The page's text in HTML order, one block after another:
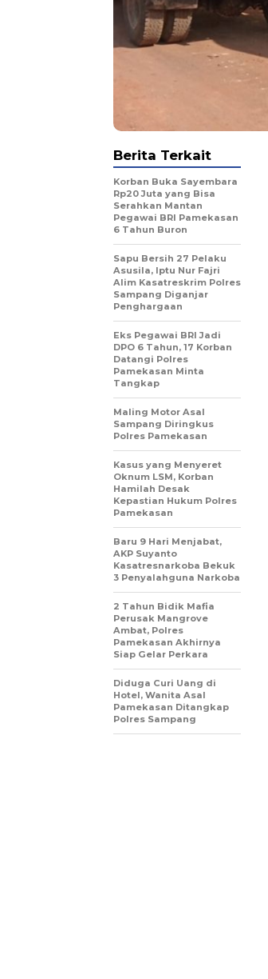
Berita Terkait
Korban Buka Sayembara
Rp20 Juta yang Bisa
Serahkan Mantan
Pegawai BRI Pamekasan
6 Tahun Buron
Sapu Bersih 27 Pelaku
Asusila, Iptu Nur Fajri
Alim Kasatreskrim Polres
Sampang Diganjar
Penghargaan
Eks Pegawai BRI Jadi
DPO 6 Tahun, 17 Korban
Datangi Polres
Pamekasan Minta
Tangkap
Maling Motor Asal
Sampang Diringkus
Polres Pamekasan
Kasus yang Menyeret
Oknum LSM, Korban
Hamilah Desak
Kepastian Hukum Polres
Pamekasan
Baru 9 Hari Menjabat,
AKP Suyanto
Kasatresnarkoba Bekuk
3 Penyalahguna Narkoba
2 Tahun Bidik Mafia
Perusak Mangrove
Ambat, Polres
Pamekasan Akhirnya
Siap Gelar Perkara
Diduga Curi Uang di
Hotel, Wanita Asal
Pamekasan Ditangkap
Polres Sampang